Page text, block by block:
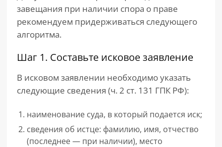
завещания при наличии спора о праве
рекомендуем придерживаться следующего
алгоритма.
Шаг 1. Составьте исковое заявление
В исковом заявлении необходимо указать
следующие сведения (ч. 2 ст. 131 ГПК РФ):
наименование суда, в который подается иск;
сведения об истце: фамилию, имя, отчество
(последнее — при наличии), место